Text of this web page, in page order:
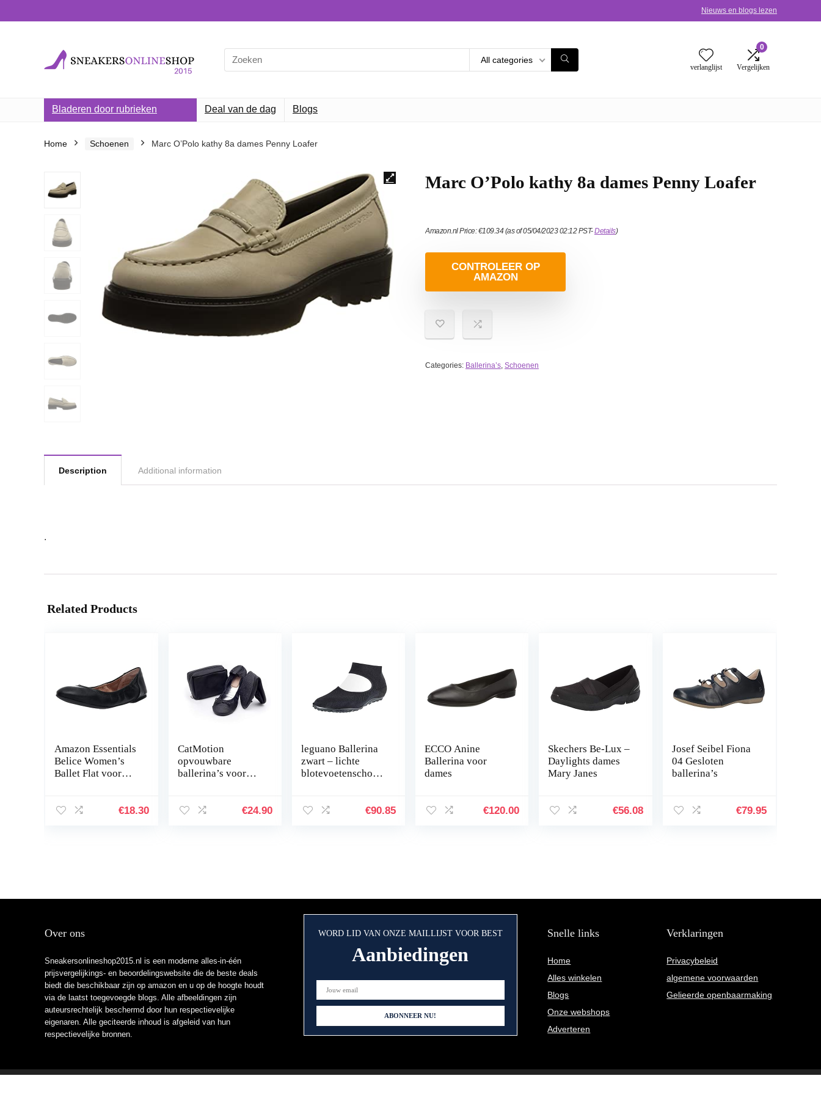
Nieuws en blogs lezen
Search
for:
All categories
verlanglijst
0
Vergelijken
Bladeren door rubrieken Deal van de dag Blogs
Home Schoenen Marc O’Polo kathy 8a dames Penny Loafer
Marc O’Polo kathy 8a dames Penny Loafer
Amazon.nl Price:€109.34(as of 05/04/2023 02:12 PST-Details)
CONTROLEER OP
AMAZON
Categories: Ballerina’s, Schoenen
Description Additional information
.
Related Products
Amazon Essentials
Belice Women’s
Ballet Flat voor
€18.30
CatMotion
opvouwbare
ballerina’s voor
€24.90
leguano Ballerina
zwart – lichte
blotevoetenschoen
€90.85
ECCO Anine
Ballerina voor
dames
€120.00
Skechers Be-Lux –
Daylights dames
Mary Janes
€56.08
Josef Seibel Fiona
04 Gesloten
ballerina’s
€79.95
Over ons
Sneakersonlineshop2015.nl is een moderne alles-in-één
prijsvergelijkings- en beoordelingswebsite die de beste deals
biedt die beschikbaar zijn op amazon en u op de hoogte houdt
via de laatst toegevoegde blogs. Alle afbeeldingen zijn
auteursrechtelijk beschermd door hun respectievelijke
eigenaren. Alle geciteerde inhoud is afgeleid van hun
respectievelijke bronnen.
WORD LID VAN ONZE MAILLIJST VOOR BEST
Aanbiedingen
Snelle links
Home
Alles winkelen
Blogs
Onze webshops
Adverteren
Verklaringen
Privacybeleid
algemene voorwaarden
Gelieerde openbaarmaking